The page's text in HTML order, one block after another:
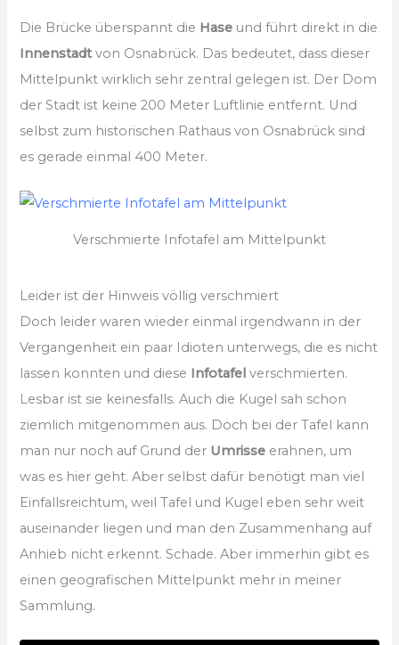
Die Brücke überspannt die Hase und führt direkt in die
Innenstadtvon Osnabrück. Das bedeutet, dass dieser
Mittelpunkt wirklich sehr zentral gelegen ist. Der Dom
der Stadt ist keine 200 Meter Luftlinie entfernt. Und
selbst zum historischen Rathaus von Osnabrück sind
es gerade einmal 400 Meter.
Verschmierte Infotafel am Mittelpunkt
Leider ist der Hinweis völlig verschmiert
Doch leider waren wieder einmal irgendwann in der
Vergangenheit ein paar Idioten unterwegs, die es nicht
lassen konnten und diese Infotafel verschmierten.
Lesbar ist sie keinesfalls. Auch die Kugel sah schon
ziemlich mitgenommen aus. Doch bei der Tafel kann
man nur noch auf Grund der Umrisse erahnen, um
was es hier geht. Aber selbst dafür benötigt man viel
Einfallsreichtum, weil Tafel und Kugel eben sehr weit
auseinander liegen und man den Zusammenhang auf
Anhieb nicht erkennt. Schade. Aber immerhin gibt es
einen geografischen Mittelpunkt mehr in meiner
Sammlung.